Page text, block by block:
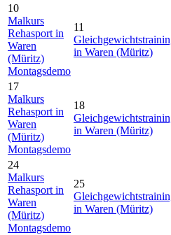
10
Malkurs
Rehasport in
Waren
(Müritz)
Montagsdemo
11
in Waren (Müritz)
17
Malkurs
Rehasport in
Waren
(Müritz)
Montagsdemo
18
in Waren (Müritz)
24
Malkurs
Rehasport in
Waren
(Müritz)
Montagsdemo
25
in Waren (Müritz)